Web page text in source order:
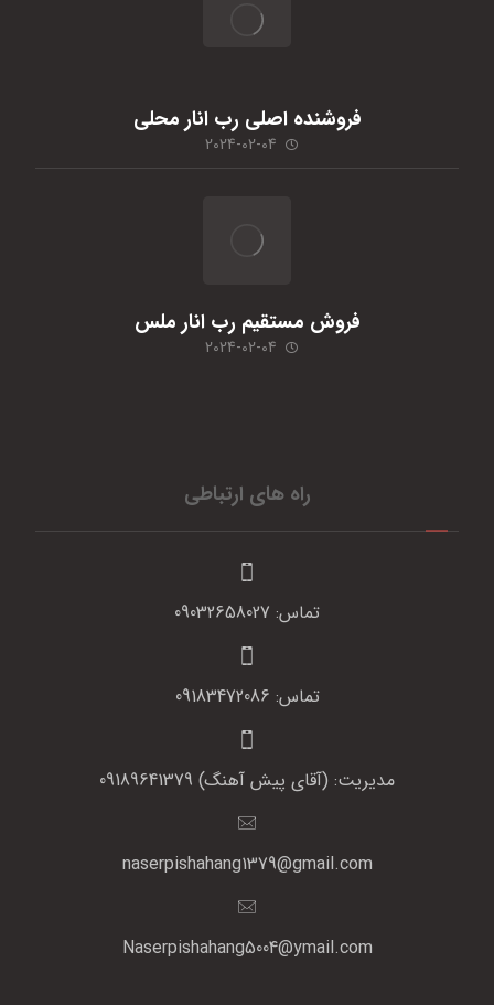
فروشنده اصلی رب انار محلی
2024-02-04
فروش مستقیم رب انار ملس
2024-02-04
راه های ارتباطی
تماس: 09032658027
تماس: 09183472086
مدیریت: (آقای پیش آهنگ) 09189641379
naserpishahang1379@gmail.com
Naserpishahang5004@ymail.com